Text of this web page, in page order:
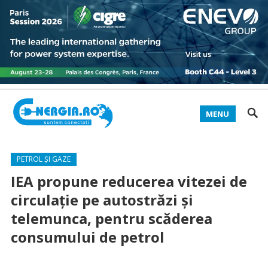
MENU
PETROL ȘI GAZE
IEA propune reducerea vitezei de
circulaţie pe autostrăzi şi
telemunca, pentru scăderea
consumului de petrol